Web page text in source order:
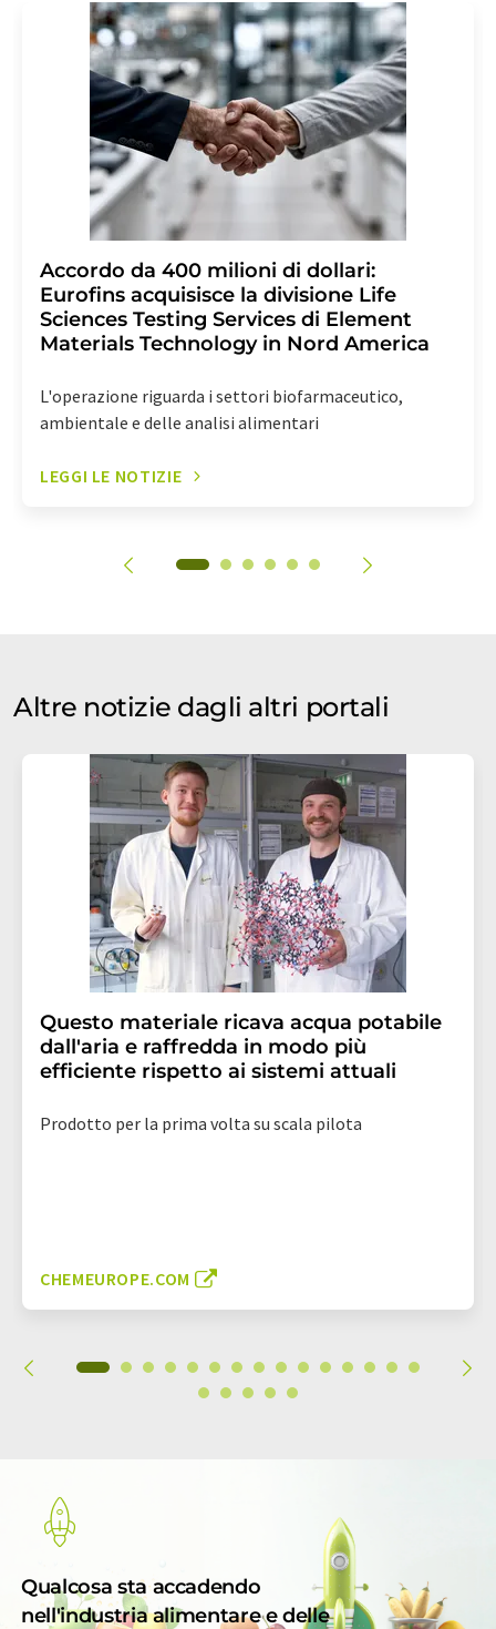
revoke@lumitos.comcon effetto per il futuro. Inoltre,
ogni e-mail contiene un link per annullare l'iscrizione
alla newsletter corrispondente.
Accordo da 400 milioni di dollari:
Eurofins acquisisce la divisione Life
Sciences Testing Services di Element
Materials Technology in Nord America
L'operazione riguarda i settori biofarmaceutico,
ambientale e delle analisi alimentari
LEGGI LE NOTIZIE
Altre notizie dagli altri portali
Questo materiale ricava acqua potabile
dall'aria e raffredda in modo più
efficiente rispetto ai sistemi attuali
Prodotto per la prima volta su scala pilota
CHEMEUROPE.COM
Qualcosa sta accadendo
nell'industria alimentare e delle